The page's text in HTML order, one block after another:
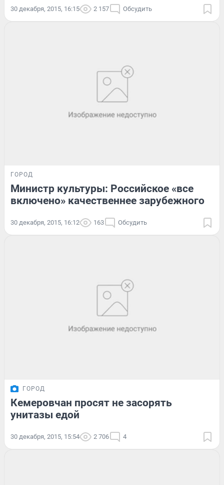
30 декабря, 2015, 16:15 2 157 Обсудить
ГОРОД
Министр культуры: Российское «все
включено» качественнее зарубежного
30 декабря, 2015, 16:12 163 Обсудить
ГОРОД
Кемеровчан просят не засорять
унитазы едой
30 декабря, 2015, 15:54 2 706 4